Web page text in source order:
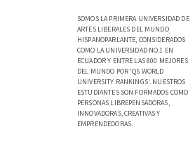
SOMOS LA PRIMERA UNIVERSIDAD DE
ARTES LIBERALES DEL MUNDO
HISPANOPARLANTE, CONSIDERADOS
COMO LA UNIVERSIDAD NO.1 EN
ECUADOR Y ENTRE LAS 800 MEJORES
DEL MUNDO POR 'QS WORLD
UNIVERSITY RANKINGS'. NUESTROS
ESTUDIANTES SON FORMADOS COMO
PERSONAS LIBREPENSADORAS,
INNOVADORAS, CREATIVAS Y
EMPRENDEDORAS.